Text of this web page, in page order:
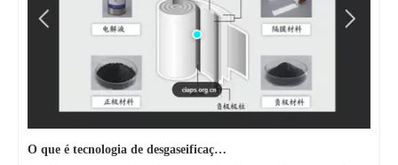
O que é tecnologia de desgaseificação de polpa de bateria ultrassônica?
Atualmente, a pesquisa sobre a extração de antioxidantes e